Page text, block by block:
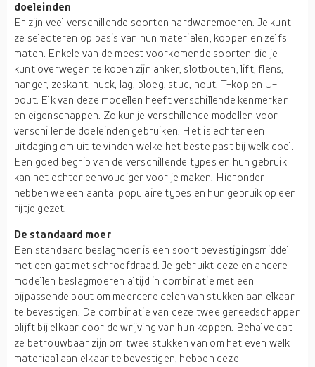
doeleinden
Er zijn veel verschillende soorten hardwaremoeren. Je kunt
ze selecteren op basis van hun materialen, koppen en zelfs
maten. Enkele van de meest voorkomende soorten die je
kunt overwegen te kopen zijn anker, slotbouten, lift, flens,
hanger, zeskant, huck, lag, ploeg, stud, hout, T-kop en U-
bout. Elk van deze modellen heeft verschillende kenmerken
en eigenschappen. Zo kun je verschillende modellen voor
verschillende doeleinden gebruiken. Het is echter een
uitdaging om uit te vinden welke het beste past bij welk doel.
Een goed begrip van de verschillende types en hun gebruik
kan het echter eenvoudiger voor je maken. Hieronder
hebben we een aantal populaire types en hun gebruik op een
rijtje gezet.
De standaard moer
Een standaard beslagmoer is een soort bevestigingsmiddel
met een gat met schroefdraad. Je gebruikt deze en andere
modellen beslagmoeren altijd in combinatie met een
bijpassende bout om meerdere delen van stukken aan elkaar
te bevestigen. De combinatie van deze twee gereedschappen
blijft bij elkaar door de wrijving van hun koppen. Behalve dat
ze betrouwbaar zijn om twee stukken van om het even welk
materiaal aan elkaar te bevestigen, hebben deze